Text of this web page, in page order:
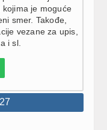
je moguće
smer. Takođe,
vezane za upis,
i sl.